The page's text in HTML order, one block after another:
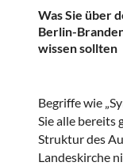
Was Sie über
Berlin-
wissen sollten
Begriffe wie
Sie alle bereits
Struktur des
Landeskirche